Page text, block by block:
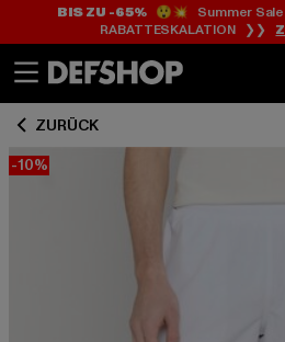
Zum
Zum
BIS ZU -65%😲💥 Summer
RABATTESKALATION ❯❯
ZURÜCK
-10%